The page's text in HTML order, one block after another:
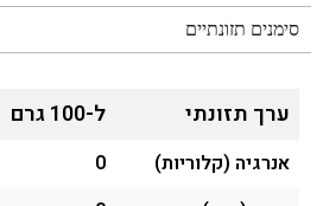
סימנים תזונתיים
ערך תזונתי ל-100 גרם
אנרגיה (קלוריות) 0